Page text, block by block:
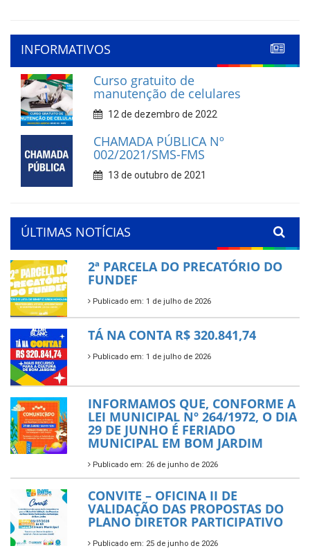
INFORMATIVOS
Curso gratuito de
manutenção de celulares
12 de dezembro de 2022
CHAMADA PÚBLICA Nº
002/2021/SMS-FMS
13 de outubro de 2021
ÚLTIMAS NOTÍCIAS
2ª PARCELA DO PRECATÓRIO DO
FUNDEF
Publicado em: 1 de julho de 2026
TÁ NA CONTA R$ 320.841,74
Publicado em: 1 de julho de 2026
INFORMAMOS QUE, CONFORME A
LEI MUNICIPAL Nº 264/1972, O DIA
29 DE JUNHO É FERIADO
MUNICIPAL EM BOM JARDIM
Publicado em: 26 de junho de 2026
CONVITE – OFICINA II DE
VALIDAÇÃO DAS PROPOSTAS DO
PLANO DIRETOR PARTICIPATIVO
Publicado em: 25 de junho de 2026